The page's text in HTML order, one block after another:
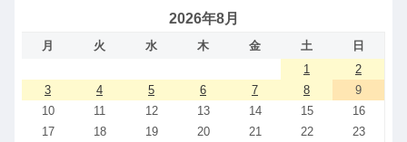
2026年8月
月 火 水 木 金 土
日
1
2
3
4 5 6 7 8
9
10
11 12 13 14 15
16
17
18 19 20 21 22
23